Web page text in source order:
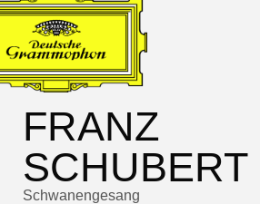
FRANZ
SCHUBERT
Schwanengesang